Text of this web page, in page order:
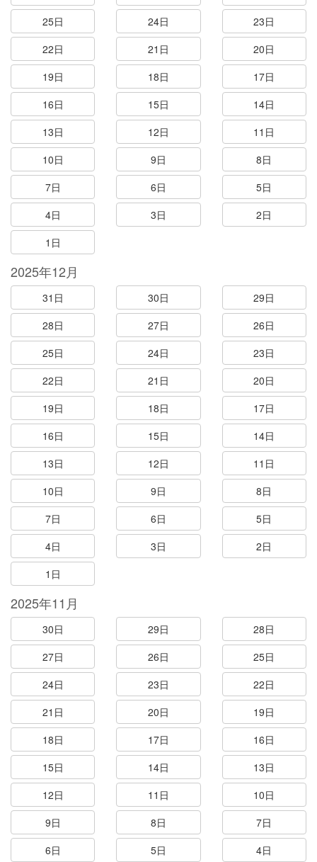
25日
24日
23日
22日
21日
20日
19日
18日
17日
16日
15日
14日
13日
12日
11日
10日
9日
8日
7日
6日
5日
4日
3日
2日
1日
2025年12月
31日 30日
29日
28日
27日
26日
25日
24日
23日
22日
21日
20日
19日
18日
17日
16日
15日
14日
13日
12日
11日
10日
9日
8日
7日
6日
5日
4日
3日
2日
1日
2025年11月
30日 29日
28日
27日
26日
25日
24日
23日
22日
21日
20日
19日
18日
17日
16日
15日
14日
13日
12日
11日
10日
9日
8日
7日
6日
5日
4日